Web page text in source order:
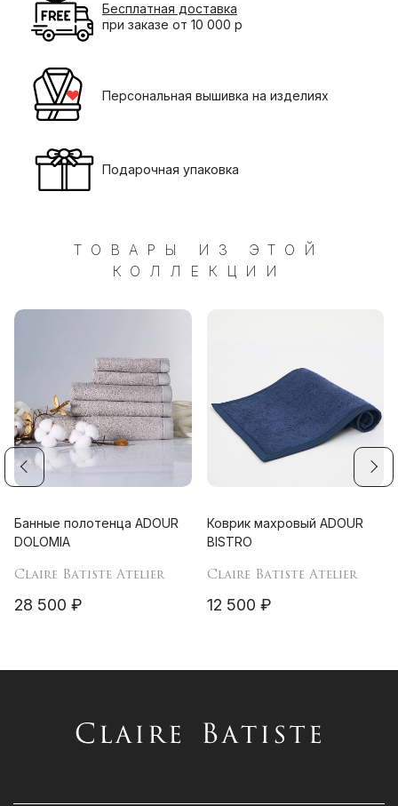
Бесплатная доставка
при заказе от 10 000 р
Персональная вышивка на изделиях
Подарочная упаковка
ТОВАРЫ ИЗ ЭТОЙ
КОЛЛЕКЦИИ
Банные полотенца ADOUR
DOLOMIA
Claire Batiste Atelier
28 500 ₽
Коврик махровый ADOUR
BISTRO
Claire Batiste Atelier
12 500 ₽